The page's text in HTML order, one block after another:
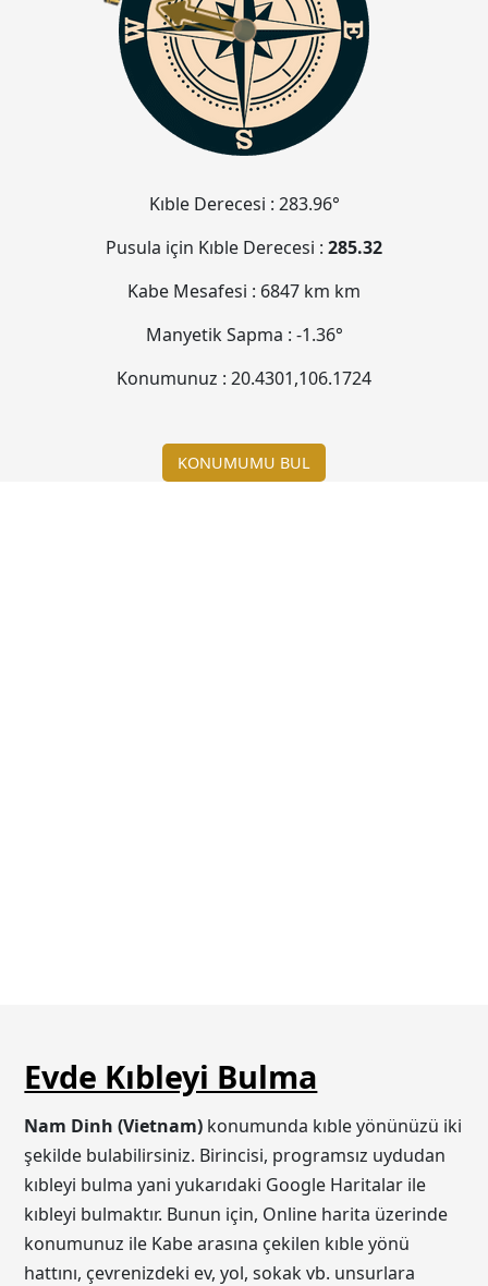
Kıble Derecesi : 283.96°
Pusula için Kıble Derecesi : 285.32
Kabe Mesafesi : 6847 km km
Manyetik Sapma : -1.36°
Konumunuz : 20.4301,106.1724
KONUMUMU BUL
Evde Kıbleyi Bulma
Nam Dinh (Vietnam) konumunda kıble yönünüzü iki
şekilde bulabilirsiniz. Birincisi, programsız uydudan
kıbleyi bulma yani yukarıdaki Google Haritalar ile
kıbleyi bulmaktır. Bunun için, Online harita üzerinde
konumunuz ile Kabe arasına çekilen kıble yönü
hattını, çevrenizdeki ev, yol, sokak vb. unsurlara